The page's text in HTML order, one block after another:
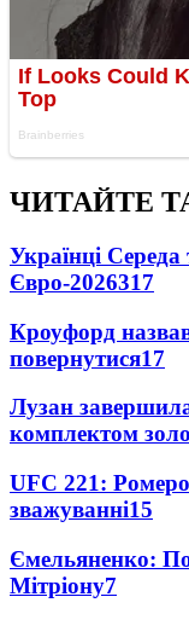
ЧИТАЙТЕ
Українці
Євро-2026317
Кроуфорд
повернутися17
Лузан
комплектом
UFC 221:
зважуванні15
Ємельяненко:
Мітріону7